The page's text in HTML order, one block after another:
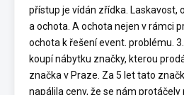
přístup je vídán zřídka. Laskavost,
a ochota. A ochota nejen v rámci
ochota k řešení event. problému.
koupí nábytku značky, kterou
značka v Praze. Za 5 let tato
napálila ceny, že se nám protáčely